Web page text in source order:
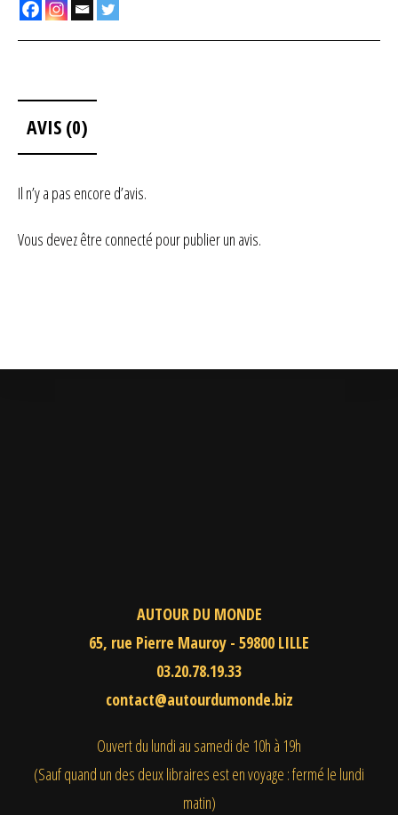
AVIS (0)
Il n’y a pas encore d’avis.
Vous devez être connecté pour publier un avis.
AUTOUR DU MONDE
65, rue Pierre Mauroy - 59800 LILLE
03.20.78.19.33
contact@autourdumonde.biz
Ouvert du lundi au samedi de 10h à 19h
(Sauf quand un des deux libraires est en voyage : fermé le lundi
matin)